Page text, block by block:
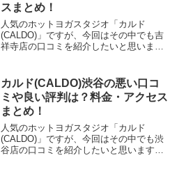
スまとめ！
人気のホットヨガスタジオ「カルド
(CALDO)」ですが、今回はその中でも吉
祥寺店の口コミを紹介したいと思いま
利用できます。実際の利用者の口コミを
見てみると、良い口コミか...
カルド(CALDO)渋谷の悪い口コ
ミや良い評判は？料金・アクセス
まとめ！
人気のホットヨガスタジオ「カルド
(CALDO)」ですが、今回はその中でも渋
谷店の口コミを紹介したいと思います。